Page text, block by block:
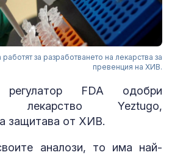
за разработването на лекарства за
превенция на ХИВ.
регулатор FDA одобри
лекарство Yeztugo,
защитава от ХИВ.
аналози, то има най-